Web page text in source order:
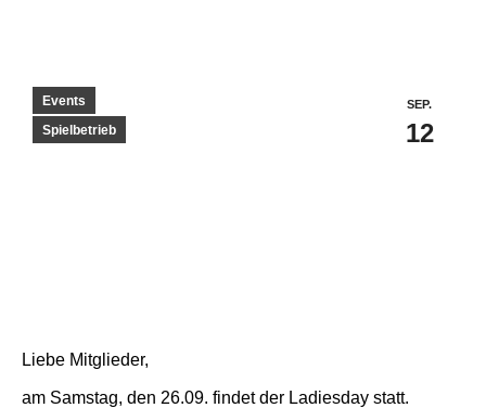
SEP.
12
Events
Spielbetrieb
Liebe Mitglieder,
am Samstag, den 26.09. findet der Ladiesday statt.